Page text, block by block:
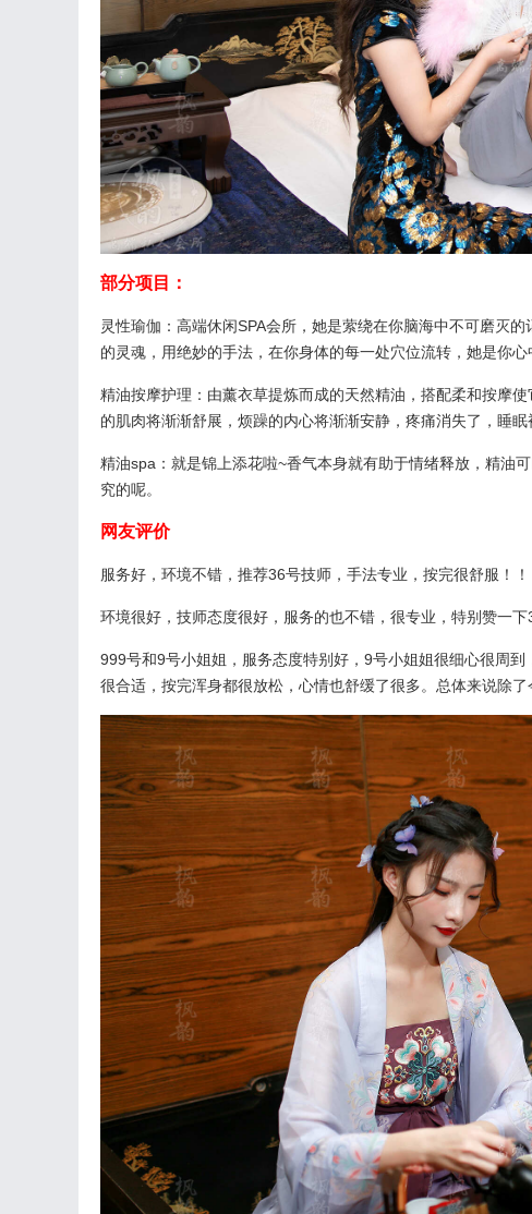
部分项目：
灵性瑜伽：高端休闲SPA会所，她是萦绕在你脑海中不可磨灭
的灵魂，用绝妙的手法，在你身体的每一处穴位流转，她是你
精油按摩护理：由薰衣草提炼而成的天然精油，搭配柔和按摩
的肌肉将渐渐舒展，烦躁的内心将渐渐安静，疼痛消失了，睡
精油spa：就是锦上添花啦~香气本身就有助于情绪释放，精油
究的呢。
网友评价
服务好，环境不错，推荐36号技师，手法专业，按完很舒服！！
环境很好，技师态度很好，服务的也不错，很专业，特别赞一
999号和9号小姐姐，服务态度特别好，9号小姐姐很细心很周
很合适，按完浑身都很放松，心情也舒缓了很多。总体来说除了